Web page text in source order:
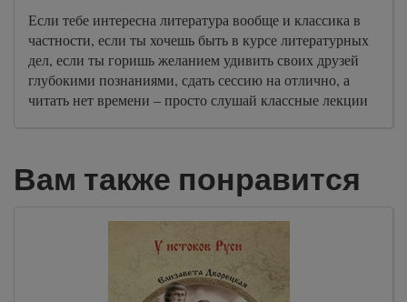
Если тебе интересна литература вообще и классика в
частности, если ты хочешь быть в курсе литературных
дел, если ты горишь желанием удивить своих друзей
глубокими познаниями, сдать сессию на отлично, а
читать нет времени – просто слушай классные лекции
Вам также понравится